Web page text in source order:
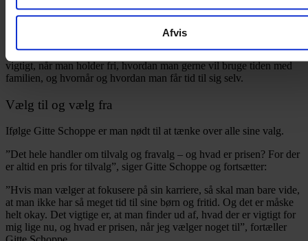
Afvis
Du kan fx finde ud af, hvad der er de vigtigste opgaver på job og
undersøge, om der er andre, der kan få de andre opgaver, eller om
I forhold til fritiden er det en god idé at finde ud af, hvad der er
vigtigt, når man holder fri, hvordan man gerne vil bruge tiden med
familien, og hvornår og hvordan man får tid til sig selv.
Vælg til og vælg fra
Ifølge Gitte Schoppe er man nødt til at tænke over alle sine valg.
”Det hele handler om tilvalg og fravalg – og hvad er prisen? For der
er altid en pris for tilvalg”, siger Gitte Schoppe og fortsætter:
”Hvis man vælger at fokusere på sin karriere, så skal man bare vide,
at man ikke har så meget tid til sine børn og fritid. Og det er måske
helt okay. Det vigtige er, at man finder ud af, hvad der er vigtigt for
mig lige nu, og hvad er prisen, når jeg vælger noget til”, fortæller